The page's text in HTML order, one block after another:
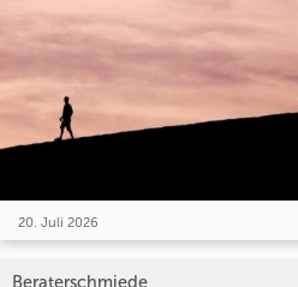
20. Juli 2026
Beraterschmiede